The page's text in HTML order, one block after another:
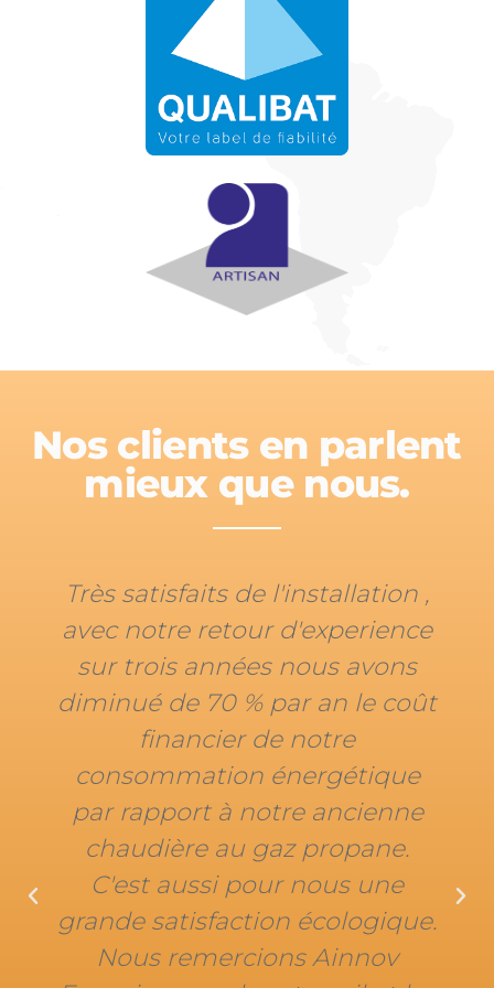
Nos clients en parlent
mieux que nous.
de l'installation ,
retour d'experience
années nous avons
de 70 % par an le coût
financier de notre
énergétique
à notre ancienne
au gaz propane.
aussi pour nous une
satisfaction écologique.
remercions Ainnov
Très